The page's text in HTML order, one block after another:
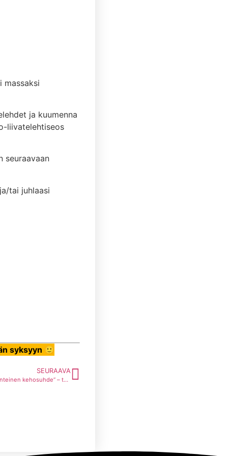
massaksi
ja kuumenna
liivatelehtiseos
seuraavaan
tai juhlaasi
syksyyn 🙂
SEURAAVA
”En ole 24/7 tyytyväinen peilikuvaani, joten minulla ei voi olla myönteinen kehosuhde” – tämän yleisen ulkonäkökeskeisen uskomuksen kumoaminen